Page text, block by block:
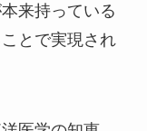
来持っている
とで実現され